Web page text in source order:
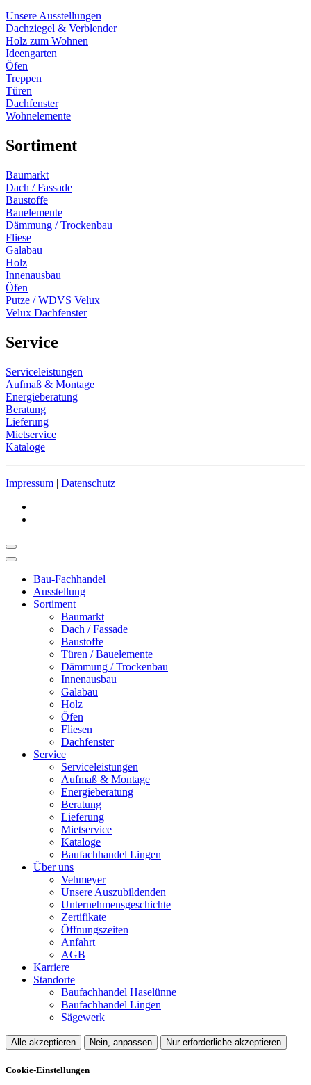
Unsere Ausstellungen
Dachziegel & Verblender
Holz zum Wohnen
Ideengarten
Öfen
Treppen
Türen
Dachfenster
Wohnelemente
Sortiment
Baumarkt
Dach / Fassade
Baustoffe
Bauelemente
Dämmung / Trockenbau
Fliese
Galabau
Holz
Innenausbau
Öfen
Putze / WDVS Velux
Velux Dachfenster
Service
Serviceleistungen
Aufmaß & Montage
Energieberatung
Beratung
Lieferung
Mietservice
Kataloge
Impressum | Datenschutz
Bau-Fachhandel
Ausstellung
Sortiment
Baumarkt
Dach / Fassade
Baustoffe
Türen / Bauelemente
Dämmung / Trockenbau
Innenausbau
Galabau
Holz
Öfen
Fliesen
Dachfenster
Service
Serviceleistungen
Aufmaß & Montage
Energieberatung
Beratung
Lieferung
Mietservice
Kataloge
Baufachhandel Lingen
Über uns
Vehmeyer
Unsere Auszubildenden
Unternehmensgeschichte
Zertifikate
Öffnungszeiten
Anfahrt
AGB
Karriere
Standorte
Baufachhandel Haselünne
Baufachhandel Lingen
Sägewerk
Alle akzeptieren Nein, anpassen Nur erforderliche akzeptieren
Cookie-Einstellungen